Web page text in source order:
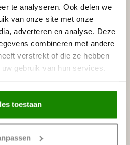
te analyseren. Ook delen we
van onze site met onze
adverteren en analyse. Deze
combineren met andere
verstrekt of die ze hebben
gebruik van hun services.
toestaan
GRAND DECOR
40,0 cm
€40,95